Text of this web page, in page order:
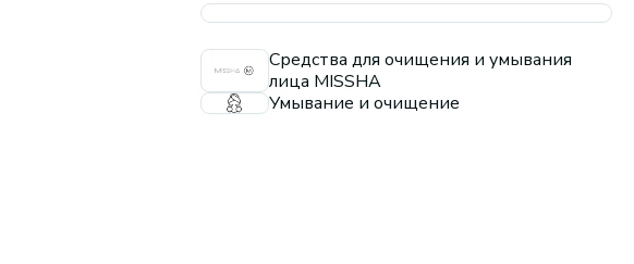
Средства для очищения и умывания
лица MISSHA
Умывание и очищение